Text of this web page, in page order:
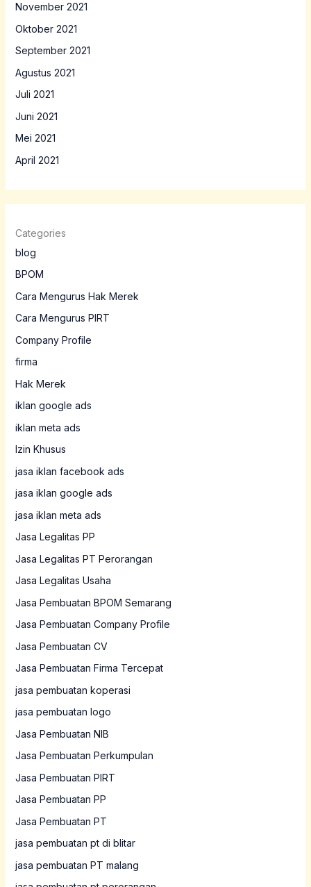
November 2021
Oktober 2021
September 2021
Agustus 2021
Juli 2021
Juni 2021
Mei 2021
April 2021
Categories
blog
BPOM
Cara Mengurus Hak Merek
Cara Mengurus PIRT
Company Profile
firma
Hak Merek
iklan google ads
iklan meta ads
Izin Khusus
jasa iklan facebook ads
jasa iklan google ads
jasa iklan meta ads
Jasa Legalitas PP
Jasa Legalitas PT Perorangan
Jasa Legalitas Usaha
Jasa Pembuatan BPOM Semarang
Jasa Pembuatan Company Profile
Jasa Pembuatan CV
Jasa Pembuatan Firma Tercepat
jasa pembuatan koperasi
jasa pembuatan logo
Jasa Pembuatan NIB
Jasa Pembuatan Perkumpulan
Jasa Pembuatan PIRT
Jasa Pembuatan PP
Jasa Pembuatan PT
jasa pembuatan pt di blitar
jasa pembuatan PT malang